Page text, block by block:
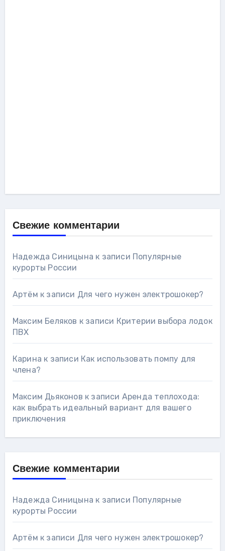
Свежие комментарии
Надежда Синицына к записи Популярные
курорты России
Артём к записи Для чего нужен электрошокер?
Максим Беляков к записи Критерии выбора лодок
ПВХ
Карина к записи Как использовать помпу для
члена?
Максим Дьяконов к записи Аренда теплохода:
как выбрать идеальный вариант для вашего
приключения
Свежие комментарии
Надежда Синицына к записи Популярные
курорты России
Артём к записи Для чего нужен электрошокер?